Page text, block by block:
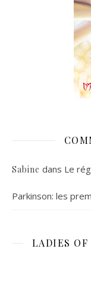
Sabine dans Le
Parkinson: les
LADIES OF